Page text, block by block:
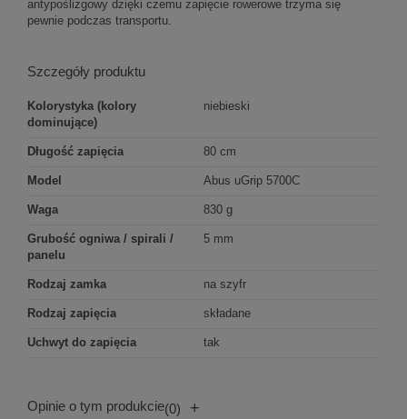
antypoślizgowy dzięki czemu zapięcie rowerowe trzyma się
pewnie podczas transportu.
Szczegóły produktu
Kolorystyka (kolory
dominujące)
niebieski
Długość zapięcia 80 cm
Model Abus uGrip 5700C
Waga 830 g
Grubość ogniwa / spirali /
panelu
5 mm
Rodzaj zamka na szyfr
Rodzaj zapięcia składane
Uchwyt do zapięcia tak
Opinie o tym produkcie(0) +